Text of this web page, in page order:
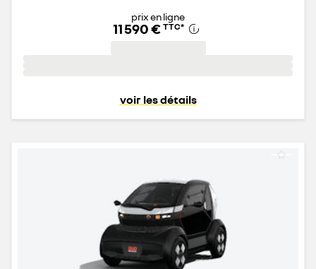
prix en ligne
11 590 € TTC*
voir les détails